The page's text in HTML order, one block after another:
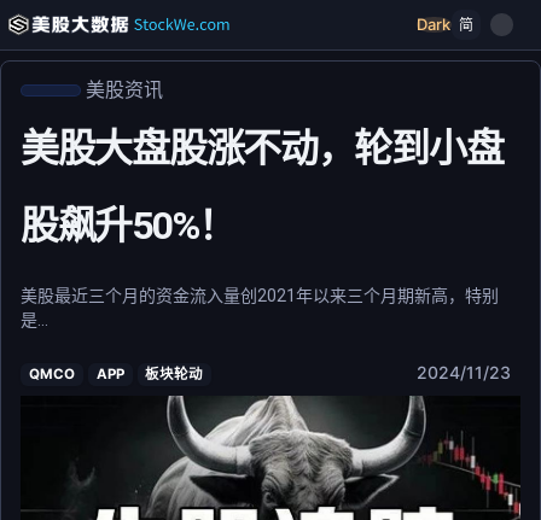
Dark 简
美股资讯
美股大盘股涨不动，轮到小盘
股飙升50%！
美股最近三个月的资金流入量创2021年以来三个月期新高，特别
是...
QMCO APP 板块轮动 2024/11/23